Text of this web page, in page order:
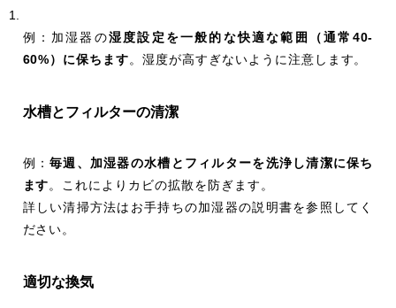
例：加湿器の湿度設定を一般的な快適な範囲（通常40-
60%）に保ちます。湿度が高すぎないように注意します。
水槽とフィルターの清潔
例：毎週、加湿器の水槽とフィルターを洗浄し清潔に保ち
ます。これによりカビの拡散を防ぎます。
詳しい清掃方法はお手持ちの加湿器の説明書を参照してく
ださい。
適切な換気